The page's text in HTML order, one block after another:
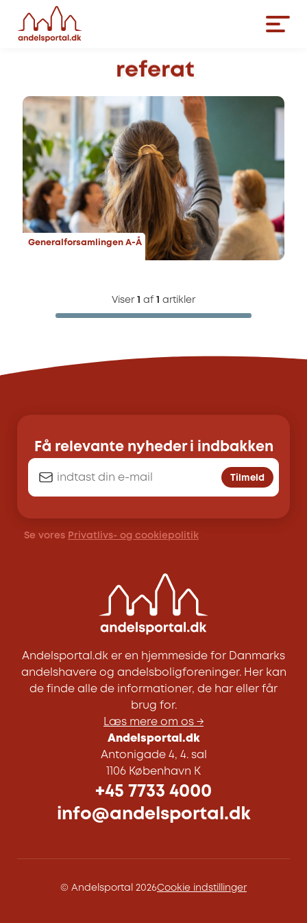
referat
Generalforsamlingen A-Å
Viser 1 af 1 artikler
Få relevante nyheder i indbakken
Tilmeld
Se vores Privatlivs- og cookiepolitik
Andelsportal.dk er en hjemmeside for Danmarks
andelshavere og andelsboligforeninger. Her kan
de finde alle de informationer, de har eller får
brug for.
Læs mere om os →
Andelsportal.dk
Antonigade 4, 4. sal
1106 København K
+45 7733 4000
info@andelsportal.dk
© Andelsportal 2026Cookie indstillinger